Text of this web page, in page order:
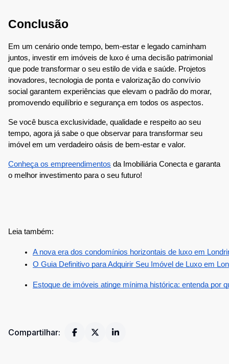
Conclusão
Em um cenário onde tempo, bem-estar e legado caminham
juntos, investir em imóveis de luxo é uma decisão patrimonial
que pode transformar o seu estilo de vida e saúde. Projetos
inovadores, tecnologia de ponta e valorização do convívio
social garantem experiências que elevam o padrão do morar,
promovendo equilíbrio e segurança em todos os aspectos.
Se você busca exclusividade, qualidade e respeito ao seu
tempo, agora já sabe o que observar para transformar seu
imóvel em um verdadeiro oásis de bem-estar e valor.
Conheça os empreendimentos da Imobiliária Conecta e garanta
o melhor investimento para o seu futuro!​
Leia também:
A nova era dos condomínios horizontais de luxo em
O Guia Definitivo para Adquirir Seu Imóvel de Luxo em
Estoque de imóveis atinge mínima histórica: entenda por
Compartilhar: